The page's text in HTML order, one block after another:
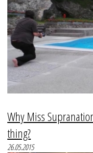
Why Miss
thing?
26.05.2015